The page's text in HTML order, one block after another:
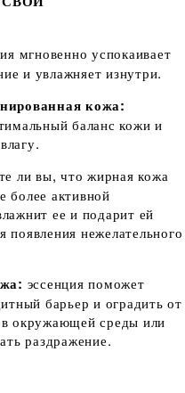
мгновенно успокаивает
и увлажняет изнутри.
кожа:
баланс кожи и
ли вы, что жирная кожа
более активной
ее и подарит ей
нежелательного
эссенция поможет
барьер и оградить от
окружающей среды или
раздражение.